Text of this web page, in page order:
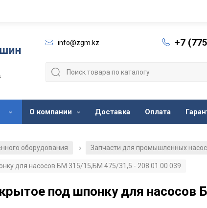
info@zgm.kz +7
О компании Доставка Оплата
оборудования / Запчасти для промышленных
для насосов БМ 315/15,БМ 475/31,5 - 208.01.00.039
под шпонку для